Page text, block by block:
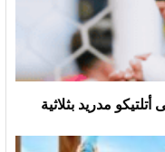
مدريد بثلاثية